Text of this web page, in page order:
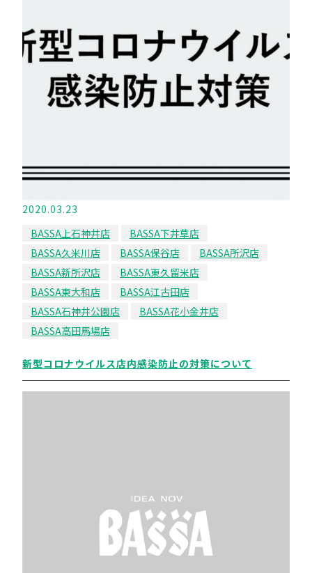
2020.03.23
BASSA上石神井店
BASSA下井草店
BASSA久米川店
BASSA保谷店
BASSA所沢店
BASSA新所沢店
BASSA東久留米店
BASSA東大和店
BASSA江古田店
BASSA石神井公園店
BASSA花小金井店
BASSA高田馬場店
新型コロナウイルス店内感染防止の対策について